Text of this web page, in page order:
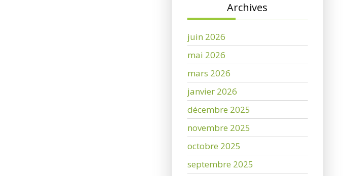
Archives
juin 2026
mai 2026
mars 2026
janvier 2026
décembre 2025
novembre 2025
octobre 2025
septembre 2025